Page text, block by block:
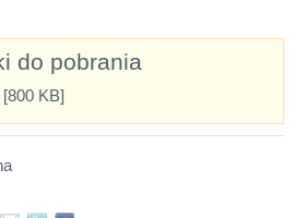
do pobrania
[800 KB]